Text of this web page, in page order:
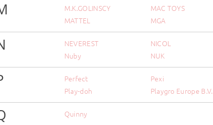
M.K.GOLINSCY MAC TOYS
MATTEL
MGA
NEVEREST NICOL
Nuby
NUK
Perfect Pexi
Play-doh
Playgro Europe B.V.
Quinny